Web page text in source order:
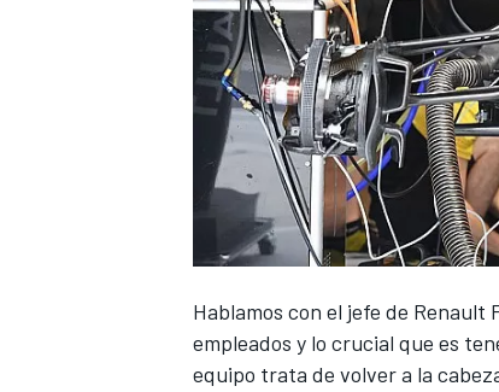
Hablamos con el jefe de Renault
empleados y lo crucial que es
equipo trata de volver a la